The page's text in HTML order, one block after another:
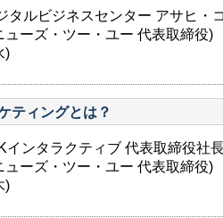
タルビジネスセンター アサヒ・
ューズ・ツー・ユー 代表取締役)
)
ティングとは？
インタラクティブ 代表取締役社
ューズ・ツー・ユー 代表取締役)
)